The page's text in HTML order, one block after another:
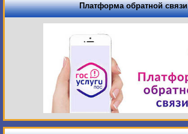
Платформа обратной связи